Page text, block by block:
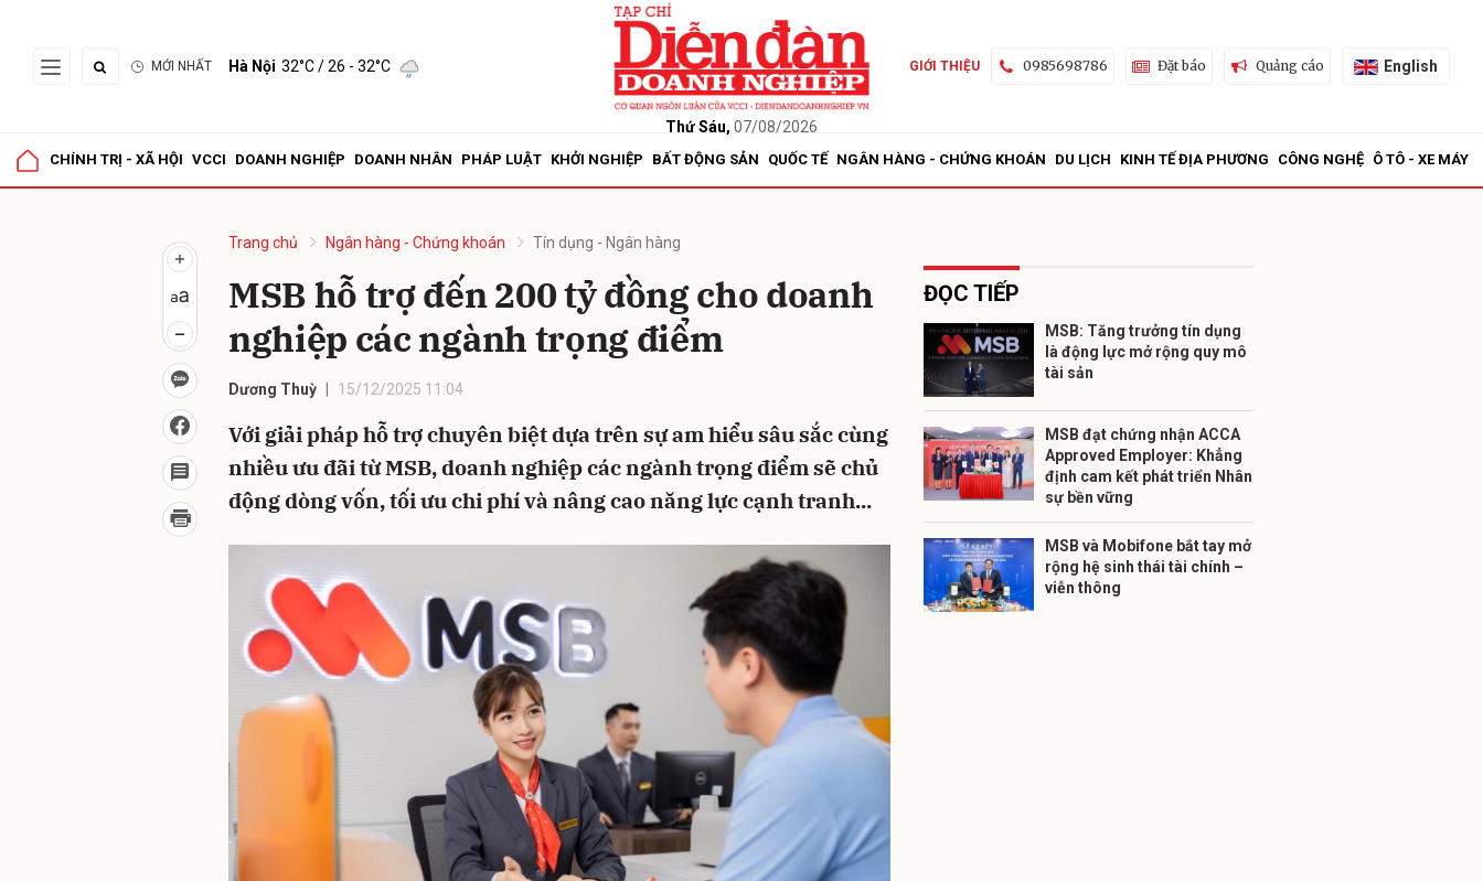
MỚI NHẤT Hà Nội 32°C/ 26 - 32°C
Thứ Sáu, 07/08/2026
GIỚI THIỆU 0985698786 Đặt báo Quảng cáo English
CHÍNH TRỊ - XÃ HỘI VCCI DOANH NGHIỆP DOANH NHÂN PHÁP LUẬT KHỞI NGHIỆP BẤT ĐỘNG SẢN QUỐC TẾ NGÂN HÀNG - CHỨNG KHOÁN DU LỊCH KINH TẾ ĐỊA PHƯƠNG CÔNG NGHỆ Ô TÔ - XE MÁY
Trang chủ Ngân hàng - Chứng khoán Tín dụng - Ngân hàng
MSB hỗ trợ đến 200 tỷ đồng cho doanh
nghiệp các ngành trọng điểm
Dương Thuỳ 15/12/2025 11:04
Với giải pháp hỗ trợ chuyên biệt dựa trên sự am hiểu sâu sắc cùng
nhiều ưu đãi từ MSB, doanh nghiệp các ngành trọng điểm sẽ chủ
động dòng vốn, tối ưu chi phí và nâng cao năng lực cạnh tranh...
ĐỌC TIẾP
MSB: Tăng trưởng tín dụng
là động lực mở rộng quy mô
tài sản
MSB đạt chứng nhận ACCA
Approved Employer: Khẳng
định cam kết phát triển Nhân
sự bền vững
MSB và Mobifone bắt tay mở
rộng hệ sinh thái tài chính –
viễn thông
Gửi